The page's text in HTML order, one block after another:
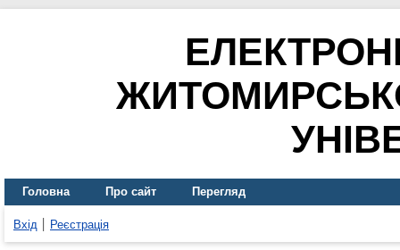
Головна Про сайт Перегляд
Вхід Реєстрація